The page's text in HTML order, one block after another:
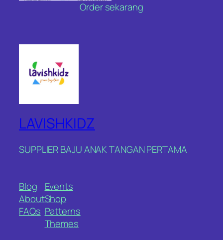
Order sekarang
LAVISHKIDZ
SUPPLIER BAJU ANAK TANGAN PERTAMA
Blog
About
FAQs
Events
Shop
Patterns
Themes